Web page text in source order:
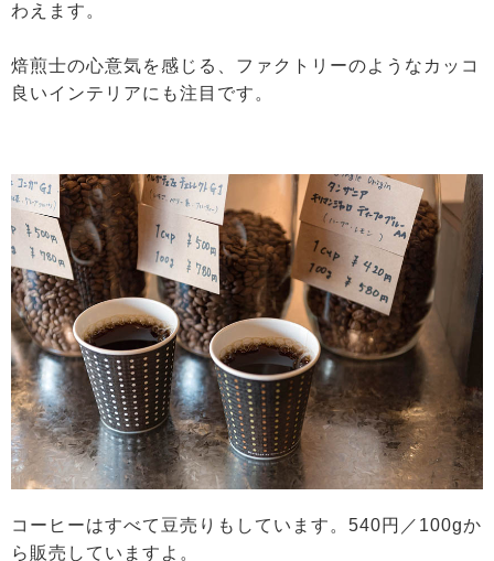
わえます。
焙煎士の心意気を感じる、ファクトリーのようなカッコ
良いインテリアにも注目です。
コーヒーはすべて豆売りもしています。540円／100gか
ら販売していますよ。